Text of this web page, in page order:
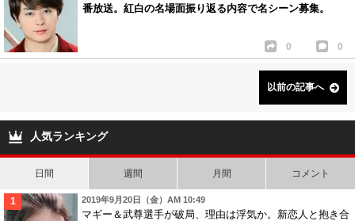
番放送。紅白の名場面振り返る内容で名シーン募集。
0 0
以前の記事へ
人気ランキング
日間 週間 月間 コメント
2019年9月20日（金）AM 10:49
マギー＆武尊選手が破局、理由は浮気か。新恋人と抱き合